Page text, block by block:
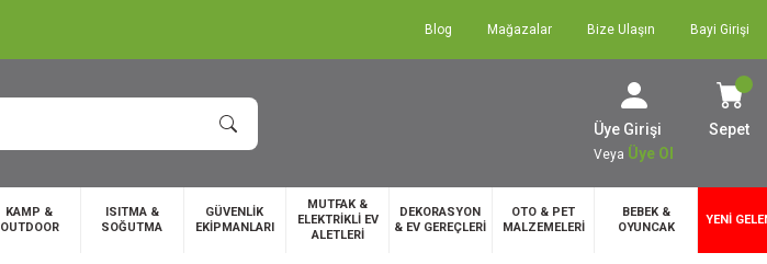
Blog Mağazalar Bize Ulaşın Bayi Girişi
Üye Girişi
Veya Üye Ol
Sepet
KAMP &
OUTDOOR
ISITMA &
SOĞUTMA
GÜVENLİK
EKİPMANLARI
MUTFAK &
ELEKTRİKLİ EV
ALETLERİ
DEKORASYON
& EV GEREÇLERİ
OTO & PET
MALZEMELERİ
BEBEK &
OYUNCAK
YENİ